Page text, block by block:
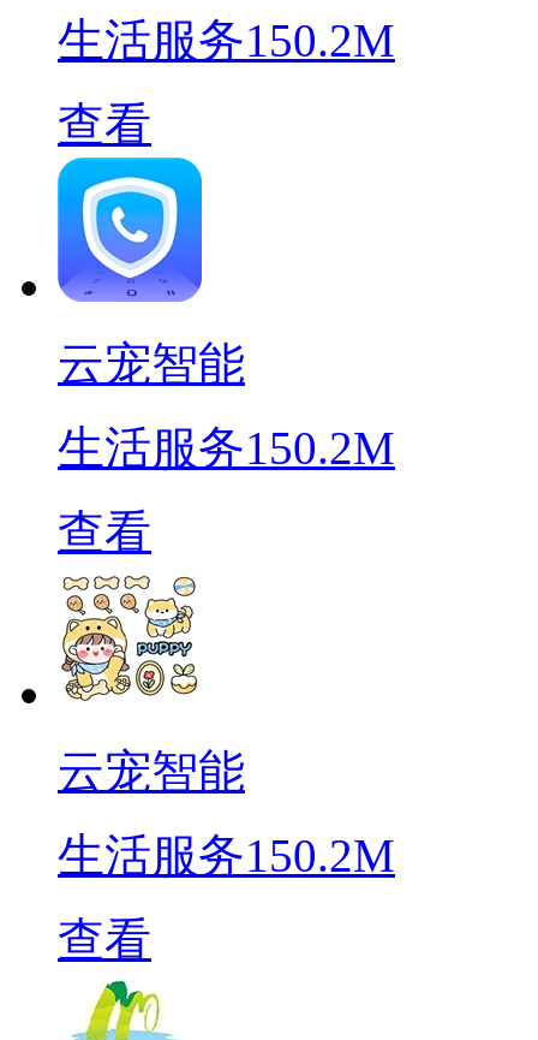
生活服务150.2M
查看
云宠智能
生活服务150.2M
查看
云宠智能
生活服务150.2M
查看